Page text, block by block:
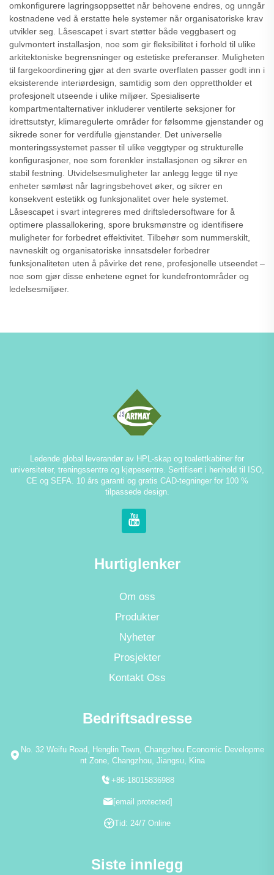
omkonfigurere lagringsoppsettet når behovene endres, og unngår
kostnadene ved å erstatte hele systemer når organisatoriske krav
utvikler seg. Låsescapet i svart støtter både veggbasert og
gulvmontert installasjon, noe som gir fleksibilitet i forhold til ulike
arkitektoniske begrensninger og estetiske preferanser. Muligheten
til fargekoordinering gjør at den svarte overflaten passer godt inn i
eksisterende interiørdesign, samtidig som den opprettholder et
profesjonelt utseende i ulike miljøer. Spesialiserte
kompartmentalternativer inkluderer ventilerte seksjoner for
idrettsutstyr, klimaregulerte områder for følsomme gjenstander og
sikrede soner for verdifulle gjenstander. Det universelle
monteringssystemet passer til ulike veggtyper og strukturelle
konfigurasjoner, noe som forenkler installasjonen og sikrer en
stabil festning. Utvidelsesmuligheter lar anlegg legge til nye
enheter sømløst når lagringsbehovet øker, og sikrer en
konsekvent estetikk og funksjonalitet over hele systemet.
Låsescapet i svart integreres med driftsledersoftware for å
optimere plassallokering, spore bruksmønstre og identifisere
muligheter for forbedret effektivitet. Tilbehør som nummerskilt,
navneskilt og organisatoriske innsatsdeler forbedrer
funksjonaliteten uten å påvirke det rene, profesjonelle utseendet –
noe som gjør disse enhetene egnet for kundefrontområder og
ledelsesmiljøer.
Ledende global leverandør av HPL-skap og toalettkabiner for
universiteter, treningssentre og kjøpesentre. Sertifisert i henhold til ISO,
CE og SEFA. 10 års garanti og gratis CAD-tegninger for 100 %
tilpassede design.
Hurtiglenker
Om oss
Produkter
Nyheter
Prosjekter
Kontakt Oss
Bedriftsadresse
No. 32 Weifu Road, Henglin Town, Changzhou Economic Developme
nt Zone, Changzhou, Jiangsu, Kina
+86-18015836988
[email protected]
Tid: 24/7 Online
Siste innlegg